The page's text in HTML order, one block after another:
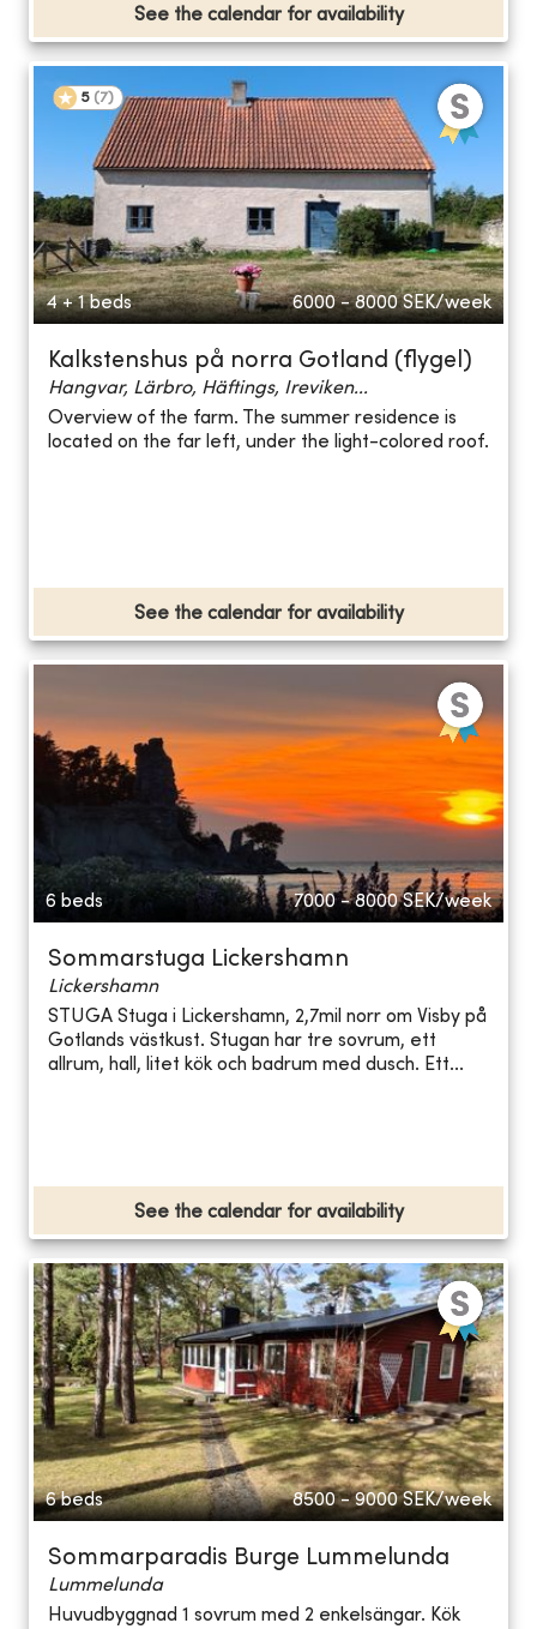
See the calendar for availability
5 (7)
4 + 1 beds 6000 - 8000 SEK/week
Kalkstenshus på norra Gotland (flygel)
Hangvar, Lärbro, Häftings, Ireviken...
Overview of the farm. The summer residence is
located on the far left, under the light-colored roof.
See the calendar for availability
6 beds 7000 - 8000 SEK/week
Sommarstuga Lickershamn
Lickershamn
STUGA Stuga i Lickershamn, 2,7mil norr om Visby på
Gotlands västkust. Stugan har tre sovrum, ett
allrum, hall, litet kök och badrum med dusch. Ett...
See the calendar for availability
6 beds 8500 - 9000 SEK/week
Sommarparadis Burge Lummelunda
Lummelunda
Huvudbyggnad 1 sovrum med 2 enkelsängar. Kök